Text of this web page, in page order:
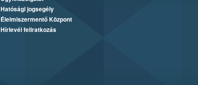
Hatósági jogsegély
Élelmiszermentő Központ
Hírlevél feliratkozás